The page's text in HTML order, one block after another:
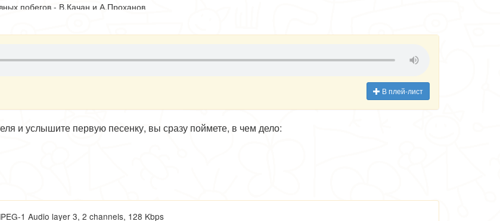
побегов - В.Качан и А.Проханов
"И в сказках наступает ночь" –
"Отворите волшебные двери" –
которого нет - В.Стржельчик
королевы – А.Фрейндлих
В плей-лист
и услышите первую песенку, вы сразу поймете, в чем дело:
1 Audio layer 3, 2 channels, 128 Kbps